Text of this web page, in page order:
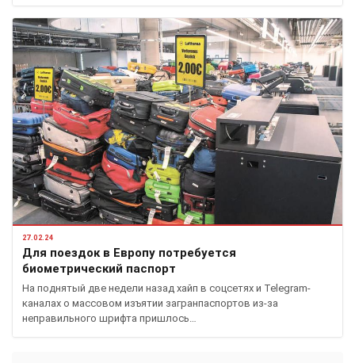
27.02.24
Для поездок в Европу потребуется
биометрический паспорт
На поднятый две недели назад хайп в соцсетях и Telegram-
каналах о массовом изъятии загранпаспортов из-за
неправильного шрифта пришлось…